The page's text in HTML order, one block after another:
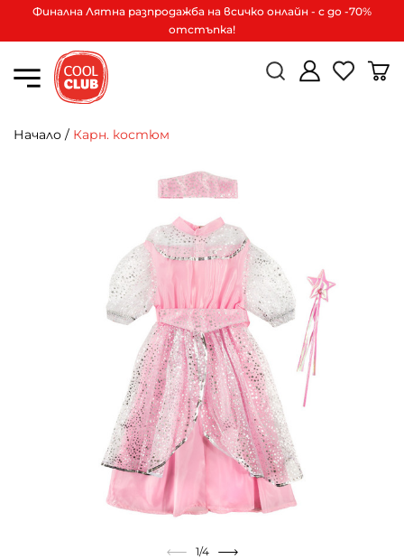
Финална Лятна разпродажба на всичко онлайн - с до -70%
отстъпка!
Начало / Карн. костюм
1/4